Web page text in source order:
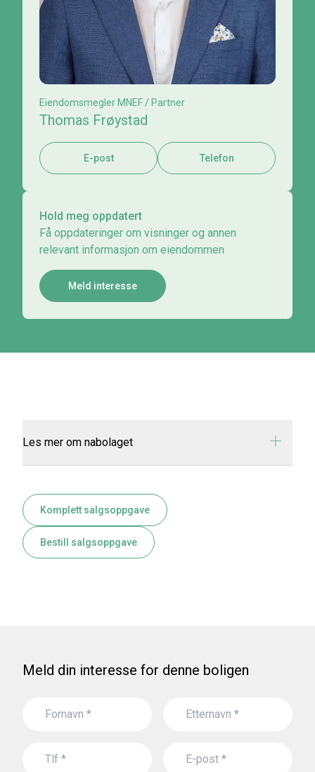
Eiendomsmegler MNEF / Partner
Thomas Frøystad
E-post Telefon
Hold meg oppdatert
Få oppdateringer om visninger og annen
relevant informasjon om eiendommen
Meld interesse
Les mer om nabolaget
Komplett salgsoppgave
Bestill salgsoppgave
Meld din interesse for denne boligen